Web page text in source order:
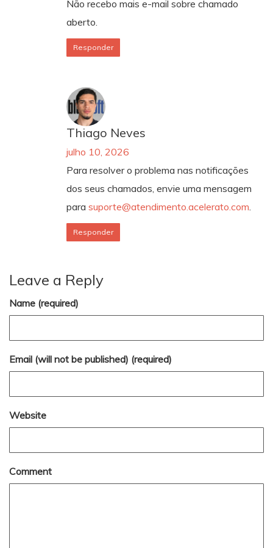
Não recebo mais e-mail sobre chamado
aberto.
Responder
Thiago Neves
julho 10, 2026
Para resolver o problema nas notificações
dos seus chamados, envie uma mensagem
para suporte@atendimento.acelerato.com.
Responder
Leave a Reply
Name (required)
Email (will not be published) (required)
Website
Comment